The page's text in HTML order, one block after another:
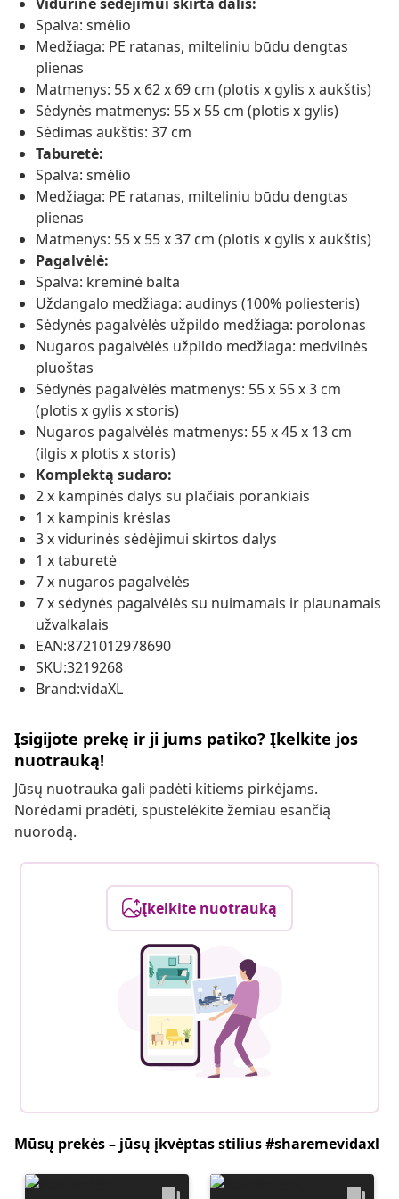
Spalva: smėlio
Medžiaga: PE ratanas, milteliniu būdu dengtas
plienas
Matmenys: 55 x 62 x 69 cm (plotis x gylis x aukštis)
Sėdynės matmenys: 55 x 55 cm (plotis x gylis)
Sėdimas aukštis: 37 cm
Taburetė:
Spalva: smėlio
Medžiaga: PE ratanas, milteliniu būdu dengtas
plienas
Matmenys: 55 x 55 x 37 cm (plotis x gylis x aukštis)
Pagalvėlė:
Spalva: kreminė balta
Uždangalo medžiaga: audinys (100% poliesteris)
Sėdynės pagalvėlės užpildo medžiaga: porolonas
Nugaros pagalvėlės užpildo medžiaga: medvilnės
pluoštas
Sėdynės pagalvėlės matmenys: 55 x 55 x 3 cm
(plotis x gylis x storis)
Nugaros pagalvėlės matmenys: 55 x 45 x 13 cm
(ilgis x plotis x storis)
Komplektą sudaro:
2 x kampinės dalys su plačiais porankiais
1 x kampinis krėslas
3 x vidurinės sėdėjimui skirtos dalys
1 x taburetė
7 x nugaros pagalvėlės
7 x sėdynės pagalvėlės su nuimamais ir plaunamais
užvalkalais
EAN:8721012978690
SKU:3219268
Brand:vidaXL
Įsigijote prekę ir ji jums patiko? Įkelkite jos
nuotrauką!
Jūsų nuotrauka gali padėti kitiems pirkėjams.
Norėdami pradėti, spustelėkite žemiau esančią
nuorodą.
Įkelkite nuotrauką
Mūsų prekės – jūsų įkvėptas stilius #sharemevidaxl